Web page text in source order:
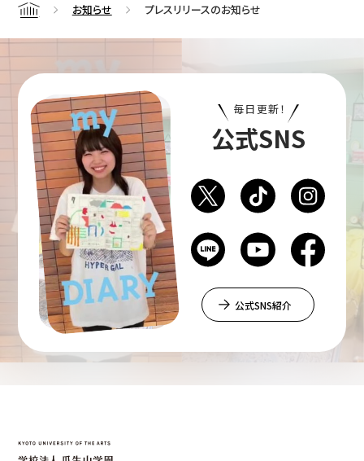
Home お知らせ プレスリリースのお知らせ
毎日更新！
公式SNS
公式SNS紹介